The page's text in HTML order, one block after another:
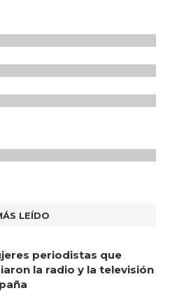
LEÍDO
periodistas que
la radio y la televisión